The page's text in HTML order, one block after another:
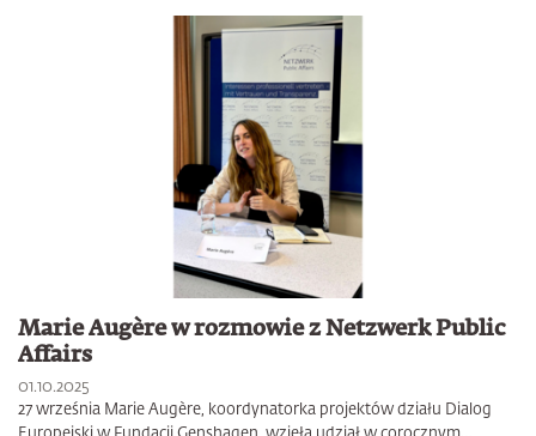
Marie Augère w rozmowie z Netzwerk Public
Affairs
01.10.2025
27 września Marie Augère, koordynatorka projektów działu Dialog